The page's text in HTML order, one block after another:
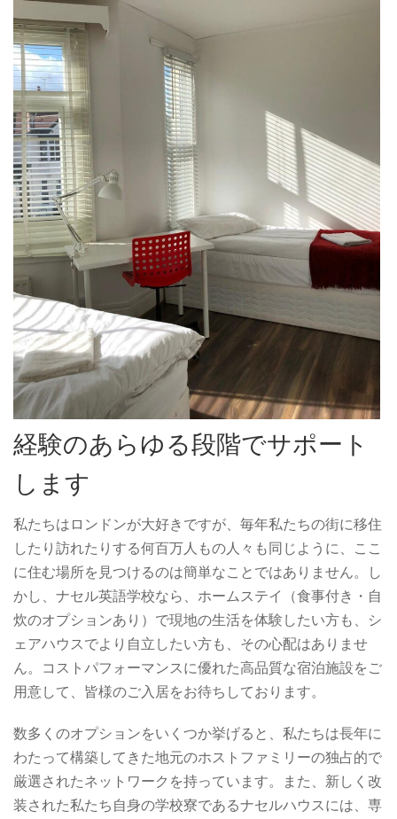
経験のあらゆる段階でサポート
します
私たちはロンドンが大好きですが、毎年私たちの街に移住
したり訪れたりする何百万人もの人々も同じように、ここ
に住む場所を見つけるのは簡単なことではありません。し
かし、ナセル英語学校なら、ホームステイ（食事付き・自
炊のオプションあり）で現地の生活を体験したい方も、シ
ェアハウスでより自立したい方も、その心配はありませ
ん。コストパフォーマンスに優れた高品質な宿泊施設をご
用意して、皆様のご入居をお待ちしております。
数多くのオプションをいくつか挙げると、私たちは長年に
わたって構築してきた地元のホストファミリーの独占的で
厳選されたネットワークを持っています。また、新しく改
装された私たち自身の学校寮であるナセルハウスには、専